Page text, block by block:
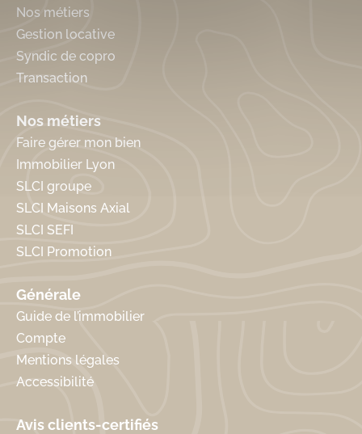
Nos métiers
Gestion locative
Syndic de copro
Transaction
Nos métiers
Faire gérer mon bien
Immobilier Lyon
SLCI groupe
SLCI Maisons Axial
SLCI SEFI
SLCI Promotion
Générale
Guide de l’immobilier
Compte
Mentions légales
Accessibilité
Avis clients-certifiés